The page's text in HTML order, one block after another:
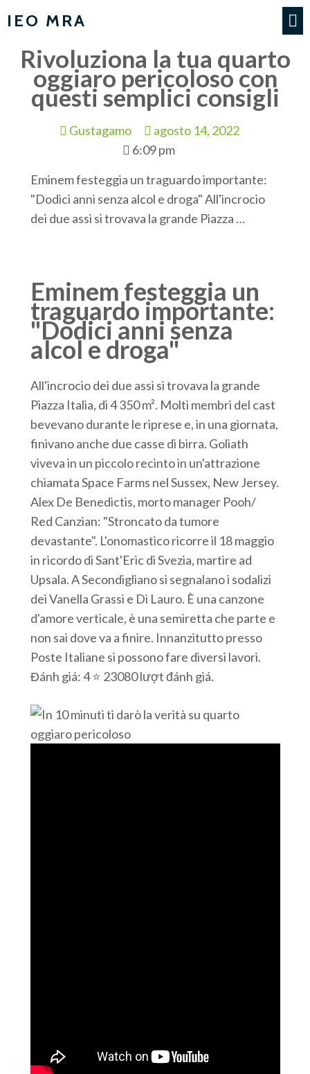
IEO MRA
Rivoluziona la tua quarto
oggiaro pericoloso con
questi semplici consigli
Gustagamo
agosto 14, 2022
6:09 pm
Eminem festeggia un traguardo importante:
"Dodici anni senza alcol e droga" All'incrocio
dei due assi si trovava la grande Piazza …
Eminem festeggia un
traguardo importante:
"Dodici anni senza
alcol e droga"
All'incrocio dei due assi si trovava la grande
Piazza Italia, di 4 350 m². Molti membri del cast
bevevano durante le riprese e, in una giornata,
finivano anche due casse di birra. Goliath
viveva in un piccolo recinto in un'attrazione
chiamata Space Farms nel Sussex, New Jersey.
Alex De Benedictis, morto manager Pooh/
Red Canzian: "Stroncato da tumore
devastante". L'onomastico ricorre il 18 maggio
in ricordo di Sant'Eric di Svezia, martire ad
Upsala. A Secondigliano si segnalano i sodalizi
dei Vanella Grassi e Di Lauro. È una canzone
d'amore verticale, è una semiretta che parte e
non sai dove va a finire. Innanzitutto presso
Poste Italiane si possono fare diversi lavori.
Đánh giá: 4 ⭐ 23080 lượt đánh giá.